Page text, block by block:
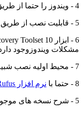
ویندوزوجود دارد
نرم افزار Rufus